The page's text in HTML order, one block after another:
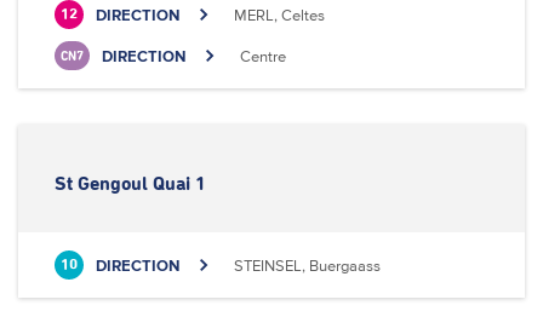
12 DIRECTION MERL, Celtes
CN7 DIRECTION Centre
St Gengoul Quai 1
10 DIRECTION STEINSEL, Buergaass